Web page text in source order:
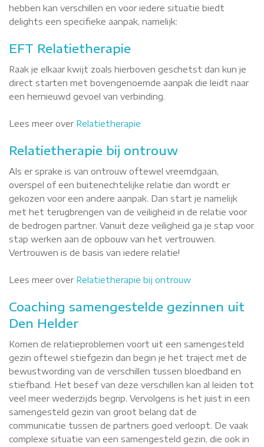
hebben kan verschillen en voor iedere situatie biedt
delights een specifieke aanpak, namelijk:
EFT Relatietherapie
Raak je elkaar kwijt zoals hierboven geschetst dan kun je
direct starten met bovengenoemde aanpak die leidt naar
een hernieuwd gevoel van verbinding.
Lees meer over Relatietherapie
Relatietherapie bij ontrouw
Als er sprake is van ontrouw oftewel vreemdgaan,
overspel of een buitenechtelijke relatie dan wordt er
gekozen voor een andere aanpak. Dan start je namelijk
met het terugbrengen van de veiligheid in de relatie voor
de bedrogen partner. Vanuit deze veiligheid ga je stap voor
stap werken aan de opbouw van het vertrouwen.
Vertrouwen is de basis van iedere relatie!
Lees meer over Relatietherapie bij ontrouw
Coaching samengestelde gezinnen uit
Den Helder
Komen de relatieproblemen voort uit een samengesteld
gezin oftewel stiefgezin dan begin je het traject met de
bewustwording van de verschillen tussen bloedband en
stiefband. Het besef van deze verschillen kan al leiden tot
veel meer wederzijds begrip. Vervolgens is het juist in een
samengesteld gezin van groot belang dat de
communicatie tussen de partners goed verloopt. De vaak
complexe situatie van een samengesteld gezin, die ook in